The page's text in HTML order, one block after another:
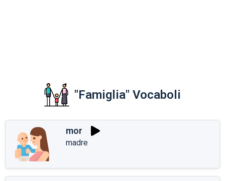
"Famiglia" Vocaboli
mor
madre